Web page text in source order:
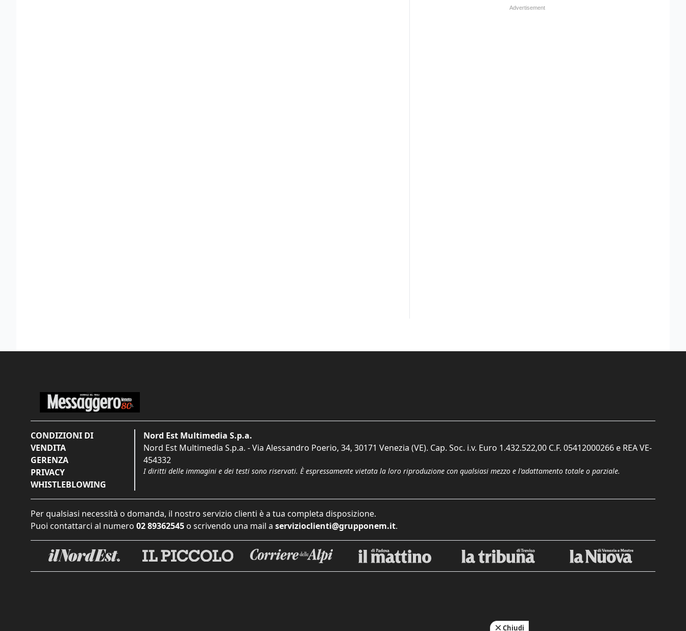
CONDIZIONI DI
VENDITA
GERENZA
PRIVACY
WHISTLEBLOWING
Nord Est Multimedia S.p.a.
Nord Est Multimedia S.p.a. - Via Alessandro Poerio, 34, 30171 Venezia (VE). Cap. Soc. i.v. Euro 1.432.522,00 C.F. 05412000266 e REA VE-
454332
I diritti delle immagini e dei testi sono riservati. È espressamente vietata la loro riproduzione con qualsiasi mezzo e l'adattamento totale o parziale.
Per qualsiasi necessità o domanda, il nostro servizio clienti è a tua completa disposizione.
Puoi contattarci al numero 02 89362545 o scrivendo una mail a servizioclienti@grupponem.it.
Chiudi